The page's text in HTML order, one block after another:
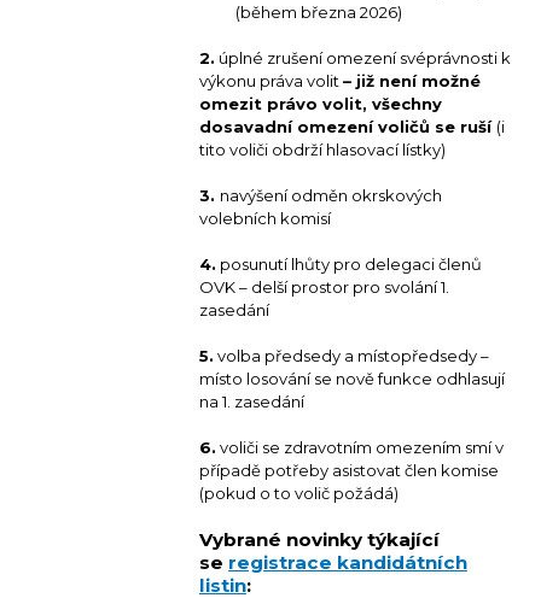
(během března 2026)
2. úplné zrušení omezení svéprávnosti k
výkonu práva volit – již není možné
omezit právo volit, všechny
dosavadní omezení voličů se ruší (i
tito voliči obdrží hlasovací lístky)
3. navýšení odměn okrskových
volebních komisí
4. posunutí lhůty pro delegaci členů
OVK – delší prostor pro svolání 1.
zasedání
5. volba předsedy a místopředsedy –
místo losování se nově funkce odhlasují
na 1. zasedání
6. voliči se zdravotním omezením smí v
případě potřeby asistovat člen komise
(pokud o to volič požádá)
Vybrané novinky týkající
se registrace kandidátních
listin: